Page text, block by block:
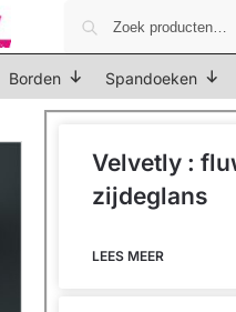
Borden Spandoeken
Velvetly :
zijdeglans
LEES MEER